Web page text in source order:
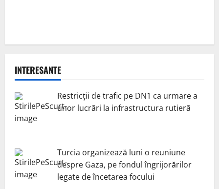
INTERESANTE
Restricții de trafic pe DN1 ca urmare a
unor lucrări la infrastructura rutieră
Turcia organizează luni o reuniune
despre Gaza, pe fondul îngrijorărilor
legate de încetarea focului